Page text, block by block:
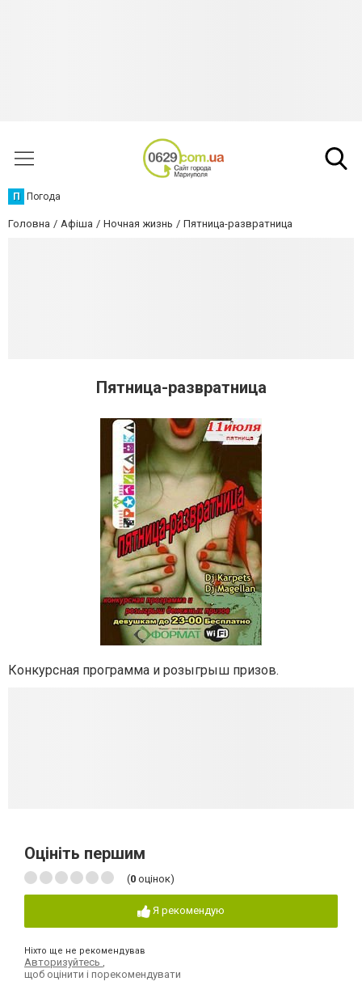
П Погода
Головна Афіша Ночная жизнь Пятница-развратница
Пятница-развратница
Конкурсная программа и розыгрыш призов.
Оцініть першим
(0 оцінок)
Я рекомендую
Ніхто ще не рекомендував
Авторизуйтесь
щоб оцінити і порекомендувати